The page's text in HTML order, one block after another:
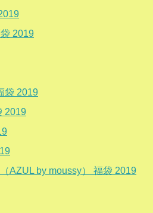
2019
袋 2019
2019
AZUL by moussy） 福袋 2019